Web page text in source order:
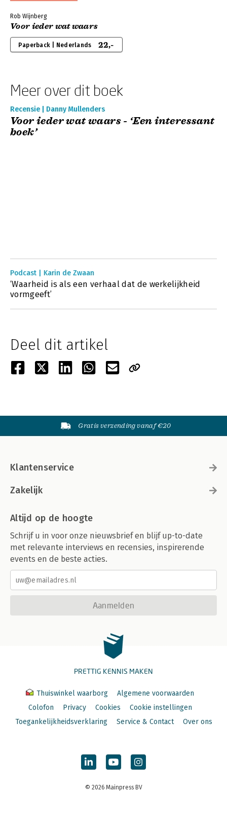
Rob Wijnberg
Voor ieder wat waars
Paperback | Nederlands 22,-
Meer over dit boek
Recensie | Danny Mullenders
Voor ieder wat waars - ‘Een interessant
boek’
Podcast | Karin de Zwaan
‘Waarheid is als een verhaal dat de werkelijkheid
vormgeeft’
Deel dit artikel
Gratis verzending vanaf €20
Klantenservice
Zakelijk
Altijd op de hoogte
Schrijf u in voor onze nieuwsbrief en blijf up-to-date
met relevante interviews en recensies, inspirerende
events en de beste acties.
Aanmelden
PRETTIG KENNIS MAKEN
Thuiswinkel waarborg
Algemene voorwaarden
Colofon
Privacy Cookies
Cookie instellingen
Toegankelijkheidsverklaring
Service & Contact Over ons
© 2026 Mainpress BV